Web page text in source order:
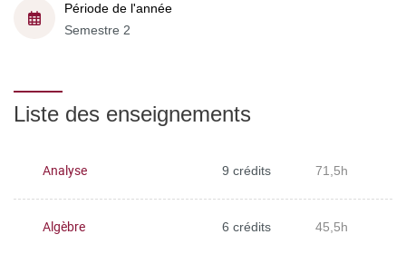
Période de l'année
Semestre 2
Liste des enseignements
Analyse 9 crédits 71,5h
Algèbre 6 crédits 45,5h